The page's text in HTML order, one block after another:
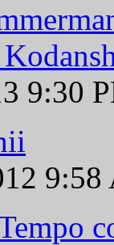
9:30